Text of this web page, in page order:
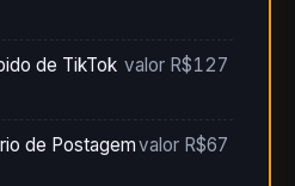
de TikTok valor R$127
de Postagemvalor R$67